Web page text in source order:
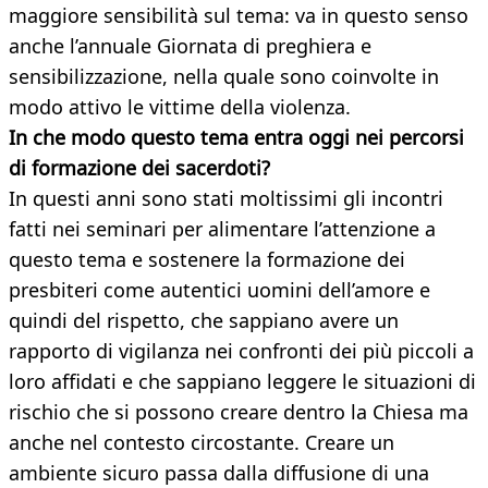
maggiore sensibilità sul tema: va in questo senso
anche l’annuale Giornata di preghiera e
sensibilizzazione, nella quale sono coinvolte in
modo attivo le vittime della violenza.
In che modo questo tema entra oggi nei percorsi
di formazione dei sacerdoti?
In questi anni sono stati moltissimi gli incontri
fatti nei seminari per alimentare l’attenzione a
questo tema e sostenere la formazione dei
presbiteri come autentici uomini dell’amore e
quindi del rispetto, che sappiano avere un
rapporto di vigilanza nei confronti dei più piccoli a
loro affidati e che sappiano leggere le situazioni di
rischio che si possono creare dentro la Chiesa ma
anche nel contesto circostante. Creare un
ambiente sicuro passa dalla diffusione di una